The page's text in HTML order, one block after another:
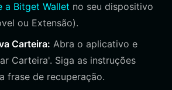
a Bitget Wallet no seu dispositivo
ou Extensão).
Carteira: Abra o aplicativo e
Carteira'. Siga as instruções
frase de recuperação.